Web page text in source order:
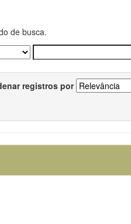
de busca.
registros por